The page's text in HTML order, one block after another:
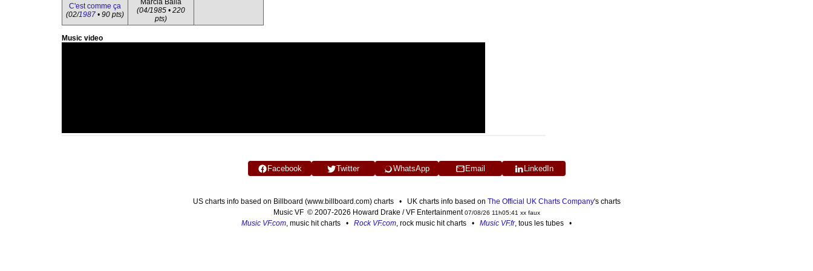
C'est comme ça
(02/1987 • 90 pts)
Marcia Baila
(04/1985 • 220
pts)
Music video
Facebook Twitter WhatsApp Email LinkedIn
US charts info based on Billboard (www.billboard.com) charts • UK charts info based on The Official UK Charts Company's charts
Music VF © 2007-2026 Howard Drake / VF Entertainment07/08/26 11h05:41 xx faux
Music VF.com, music hit charts • Rock VF.com, rock music hit charts • Music VF.fr, tous les tubes •